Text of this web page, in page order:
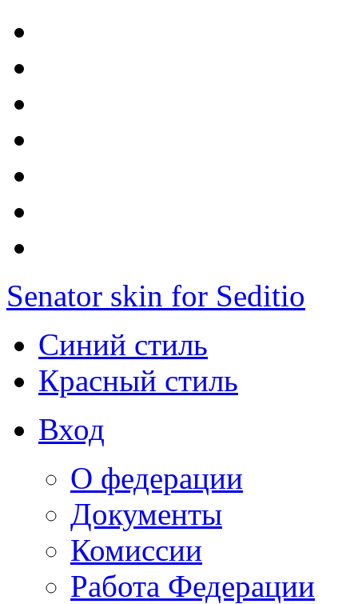
Senator skin for Seditio
Синий стиль
Красный стиль
Вход
О федерации
Документы
Комиссии
Работа Федерации